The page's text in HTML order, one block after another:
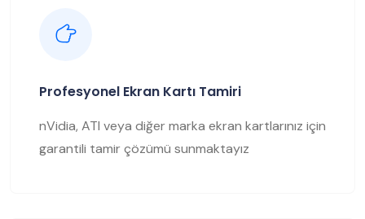
Profesyonel Ekran Kartı Tamiri
nVidia, ATI veya diğer marka ekran kartlarınız için
garantili tamir çözümü sunmaktayız